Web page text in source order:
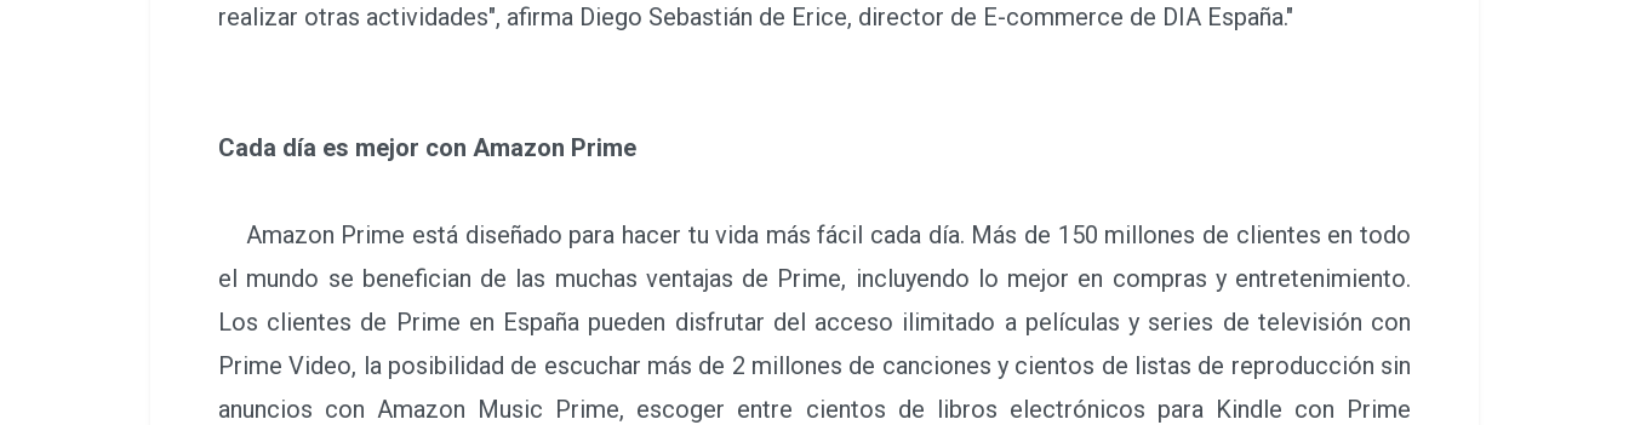
realizar otras actividades", afirma Diego Sebastián de Erice, director de E-commerce de DIA España."
Cada día es mejor con Amazon Prime
Amazon Prime está diseñado para hacer tu vida más fácil cada día. Más de 150 millones de clientes en todo
el mundo se benefician de las muchas ventajas de Prime, incluyendo lo mejor en compras y entretenimiento.
Los clientes de Prime en España pueden disfrutar del acceso ilimitado a películas y series de televisión con
Prime Video, la posibilidad de escuchar más de 2 millones de canciones y cientos de listas de reproducción sin
anuncios con Amazon Music Prime, escoger entre cientos de libros electrónicos para Kindle con Prime